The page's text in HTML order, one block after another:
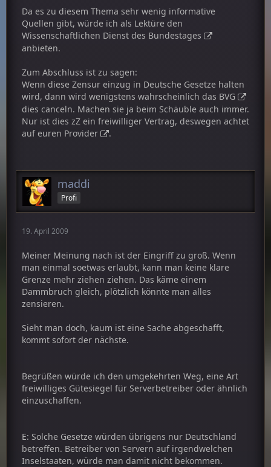
Da es zu diesem Thema sehr wenig informative
Quellen gibt, würde ich als Lektüre den
Wissenschaftlichen Dienst des Bundestages
anbieten.
Zum Abschluss ist zu sagen:
Wenn diese Zensur einzug in Deutsche Gesetze halten
wird, dann wird wenigstens wahrscheinlich das BVG
dies canceln. Machen sie ja beim Schäuble auch immer.
Nur ist dies zZ ein freiwilliger Vertrag, deswegen achtet
auf euren Provider .
maddi
Profi
19. April 2009
Meiner Meinung nach ist der Eingriff zu groß. Wenn
man einmal soetwas erlaubt, kann man keine klare
Grenze mehr ziehen ziehen. Das käme einem
Dammbruch gleich, plötzlich könnte man alles
zensieren.
Sieht man doch, kaum ist eine Sache abgeschafft,
kommt sofort der nächste.
Begrüßen würde ich den umgekehrten Weg, eine Art
freiwilliges Gütesiegel für Serverbetreiber oder ähnlich
einzuschaffen.
E: Solche Gesetze würden übrigens nur Deutschland
betreffen. Betreiber von Servern auf irgendwelchen
Inselstaaten, würde man damit nicht bekommen.